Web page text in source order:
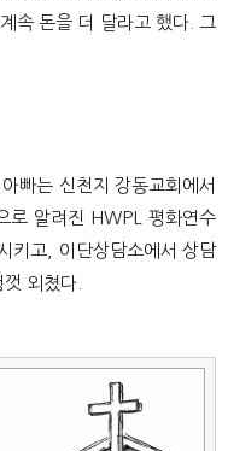
속 돈을 더 달라고 했다. 그
빠는 신천지 강동교회에서
로 알려진 HWPL 평화연수
키고, 이단상담소에서 상담
외쳤다.